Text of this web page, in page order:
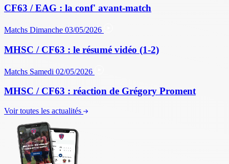
CF63 / EAG : la conf' avant-match
Matchs Dimanche 03/05/2026
MHSC / CF63 : le résumé vidéo (1-2)
Matchs Samedi 02/05/2026
MHSC / CF63 : réaction de Grégory Proment
Voir toutes les actualités